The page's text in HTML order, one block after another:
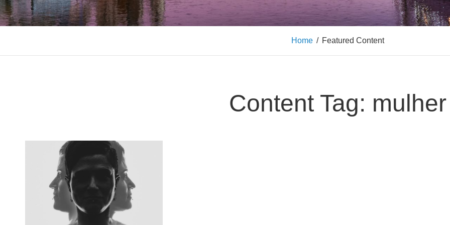
Home / Featured Content
Content Tag: mulher